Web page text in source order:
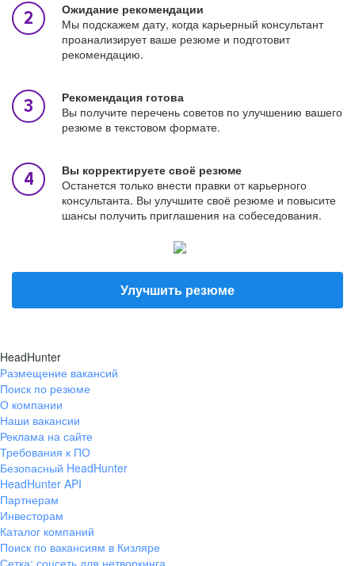
Ожидание рекомендации
Мы подскажем дату, когда карьерный консультант
проанализирует ваше резюме и подготовит
рекомендацию.
Рекомендация готова
Вы получите перечень советов по улучшению вашего
резюме в текстовом формате.
Вы корректируете своё резюме
Останется только внести правки от карьерного
консультанта. Вы улучшите своё резюме и повысите
шансы получить приглашения на собеседования.
Улучшить резюме
HeadHunter
Размещение вакансий
Поиск по резюме
О компании
Наши вакансии
Реклама на сайте
Требования к ПО
Безопасный HeadHunter
HeadHunter API
Партнерам
Инвесторам
Каталог компаний
Поиск по вакансиям в Кизляре
Сетка: соцсеть для нетворкинга